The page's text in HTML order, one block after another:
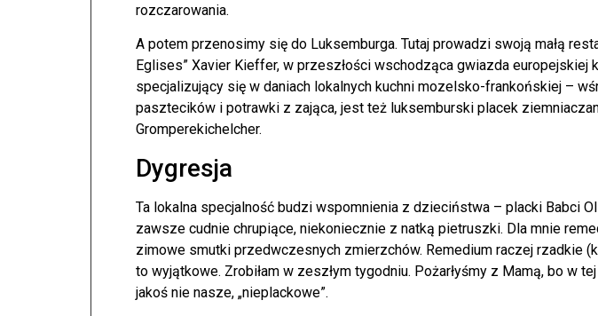
rozczarowania.
A potem przenosimy się do Luksemburga. Tutaj prowadzi swoją małą
Eglises” Xavier Kieffer, w przeszłości wschodząca gwiazda europejskiej
specjalizujący się w daniach lokalnych kuchni mozelsko-frankońskiej –
pasztecików i potrawki z zająca, jest też luksemburski placek
Gromperekichelcher.
Dygresja
Ta lokalna specjalność budzi wspomnienia z dzieciństwa – placki Babci
zawsze cudnie chrupiące, niekoniecznie z natką pietruszki. Dla mnie
zimowe smutki przedwczesnych zmierzchów. Remedium raczej rzadkie
to wyjątkowe. Zrobiłam w zeszłym tygodniu. Pożarłyśmy z Mamą, bo w
jakoś nie nasze, „nieplackowe”.